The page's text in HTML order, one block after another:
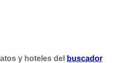
y hoteles del
buscador